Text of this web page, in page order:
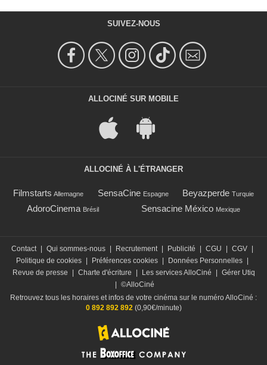
SUIVEZ-NOUS
ALLOCINÉ SUR MOBILE
ALLOCINÉ À L'ÉTRANGER
Filmstarts Allemagne SensaCine Espagne Beyazperde Turquie
AdoroCinema Brésil Sensacine México Mexique
Contact Qui sommes-nous Recrutement Publicité CGU CGV
Politique de cookies
Préférences cookies Données Personnelles
Revue de presse
Charte d'écriture Les services AlloCiné
Gérer Utiq
©AlloCiné
Retrouvez tous les horaires et infos de votre cinéma sur le numéro AlloCiné :
0 892 892 892(0,90€/minute)